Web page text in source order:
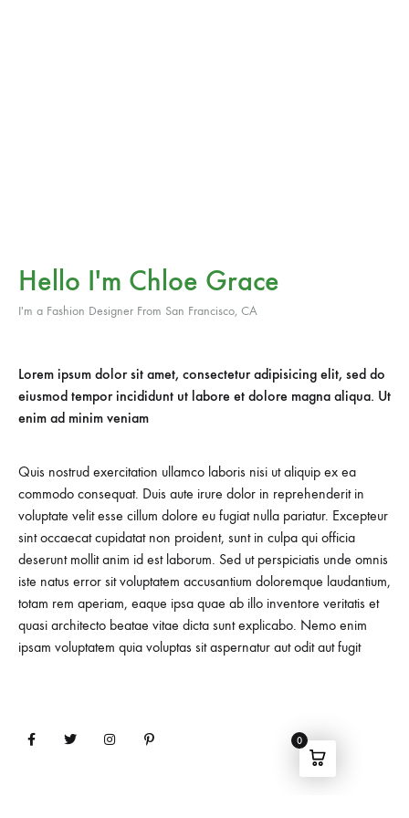
Hello I'm Chloe Grace
I'm a Fashion Designer From San Francisco, CA
Lorem ipsum dolor sit amet, consectetur adipisicing elit, sed do
eiusmod tempor incididunt ut labore et dolore magna aliqua. Ut
enim ad minim veniam
Quis nostrud exercitation ullamco laboris nisi ut aliquip ex ea
commodo consequat. Duis aute irure dolor in reprehenderit in
voluptate velit esse cillum dolore eu fugiat nulla pariatur. Excepteur
sint occaecat cupidatat non proident, sunt in culpa qui officia
deserunt mollit anim id est laborum. Sed ut perspiciatis unde omnis
iste natus error sit voluptatem accusantium doloremque laudantium,
totam rem aperiam, eaque ipsa quae ab illo inventore veritatis et
quasi architecto beatae vitae dicta sunt explicabo. Nemo enim
ipsam voluptatem quia voluptas sit aspernatur aut odit aut fugit
0